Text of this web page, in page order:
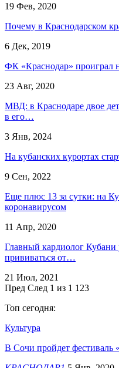
19 Фев, 2020
Почему в Краснодарском
6 Дек, 2019
ФК «Краснодар» проиграл
23 Авг, 2020
МВД: в Краснодаре двое
в его…
3 Янв, 2024
На кубанских курортах
9 Сен, 2022
Еще плюс 13 за сутки: на
коронавирусом
11 Апр, 2020
Главный кардиолог Кубани
прививаться от…
21 Июл, 2021
Пред След 1 из 1 123
Топ сегодня:
Культура
В Сочи пройдет